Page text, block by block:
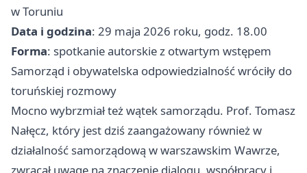
w Toruniu
Data i godzina: 29 maja 2026 roku, godz. 18.00
Forma: spotkanie autorskie z otwartym wstępem
Samorząd i obywatelska odpowiedzialność wróciły do
toruńskiej rozmowy
Mocno wybrzmiał też wątek samorządu. Prof. Tomasz
Nałęcz, który jest dziś zaangażowany również w
działalność samorządową w warszawskim Wawrze,